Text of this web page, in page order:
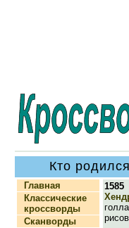
Кто
Главная
Классические
кроссворды
Сканворды
1585